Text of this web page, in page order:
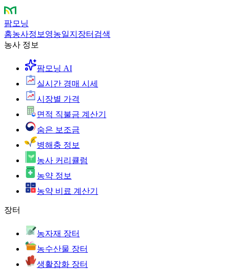
팜모닝
홈농사정보 영농일지 장터 검색
농사 정보
팜모닝 AI
실시간 경매 시세
시장별 가격
면적 직불금 계산기
숨은 보조금
병해충 정보
농사 커리큘럼
농약 정보
농약 비료 계산기
장터
농자재 장터
농수산물 장터
생활잡화 장터